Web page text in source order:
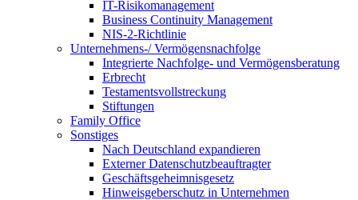
IT-Risikomanagement
Business Continuity Management
NIS-2-Richtlinie
Unternehmens-/Vermögensnachfolge
Integrierte Nachfolge- und Vermögensberatung
Erbrecht
Testamentsvollstreckung
Stiftungen
Family Office
Sonstiges
Nach Deutschland expandieren
Externer Datenschutzbeauftragter
Geschäftsgeheimnisgesetz
Hinweisgeberschutz in Unternehmen